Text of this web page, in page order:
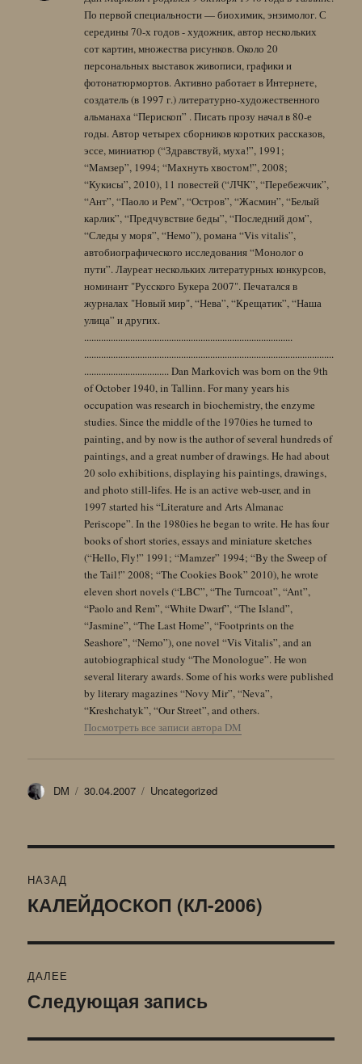
По первой специальности — биохимик, энзимолог. С
середины 70-х годов - художник, автор нескольких
сот картин, множества рисунков. Около 20
персональных выставок живописи, графики и
фотонатюрмортов. Активно работает в Интернете,
создатель (в 1997 г.) литературно-художественного
альманаха “Перископ” . Писать прозу начал в 80-е
годы. Автор четырех сборников коротких рассказов,
эссе, миниатюр (“Здравствуй, муха!”, 1991;
“Мамзер”, 1994; “Махнуть хвостом!”, 2008;
“Кукисы”, 2010), 11 повестей (“ЛЧК”, “Перебежчик”,
“Ант”, “Паоло и Рем”, “Остров”, “Жасмин”, “Белый
карлик”, “Предчувствие беды”, “Последний дом”,
“Следы у моря”, “Немо”), романа “Vis vitalis”,
автобиографического исследования “Монолог о
пути”. Лауреат нескольких литературных конкурсов,
номинант "Русского Букера 2007". Печатался в
журналах "Новый мир", “Нева”, “Крещатик”, “Наша
улица” и других.
......................................................................................
.......................................................................................................
................................... Dan Markovich was born on the 9th
of October 1940, in Tallinn. For many years his
occupation was research in biochemistry, the enzyme
studies. Since the middle of the 1970ies he turned to
painting, and by now is the author of several hundreds of
paintings, and a great number of drawings. He had about
20 solo exhibitions, displaying his paintings, drawings,
and photo still-lifes. He is an active web-user, and in
1997 started his “Literature and Arts Almanac
Periscope”. In the 1980ies he began to write. He has four
books of short stories, essays and miniature sketches
(“Hello, Fly!” 1991; “Mamzer” 1994; “By the Sweep of
the Tail!” 2008; “The Cookies Book” 2010), he wrote
eleven short novels (“LBC”, “The Turncoat”, “Ant”,
“Paolo and Rem”, “White Dwarf”, “The Island”,
“Jasmine”, “The Last Home”, “Footprints on the
Seashore”, “Nemo”), one novel “Vis Vitalis”, and an
autobiographical study “The Monologue”. He won
several literary awards. Some of his works were published
by literary magazines “Novy Mir”, “Neva”,
“Kreshchatyk”, “Our Street”, and others.
Посмотреть все записи автора DM
Автор
DM Опубликовано
30.04.2007 Рубрики
Uncategorized
по
НАЗАД
Предыдущая
КАЛЕЙДОСКОП (КЛ-2006)
ДАЛЕЕ
Следующая
Следующая запись